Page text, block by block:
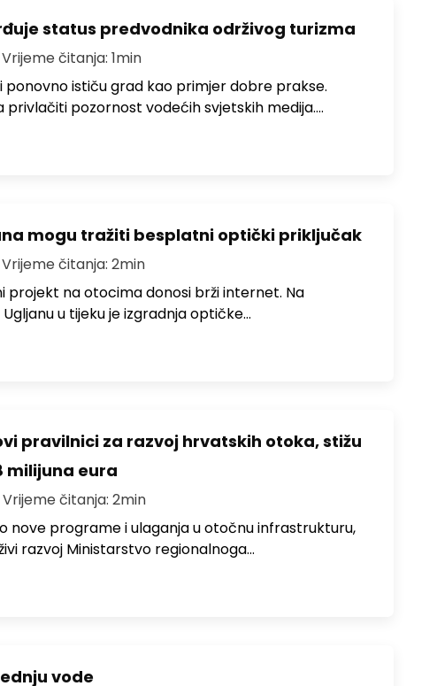
status predvodnika održivog turizma
čitanja: 1min
ponovno ističu grad kao primjer dobre prakse.
privlačiti pozornost vodećih svjetskih medija.…
mogu tražiti besplatni optički priključak
čitanja: 2min
projekt na otocima donosi brži internet. Na
u tijeku je izgradnja optičke…
pravilnici za razvoj hrvatskih otoka, stižu
milijuna eura
čitanja: 2min
nove programe i ulaganja u otočnu infrastrukturu,
razvoj Ministarstvo regionalnoga…
vode